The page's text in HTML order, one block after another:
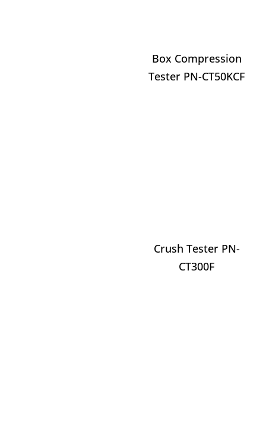
Box Compression
Tester PN-CT50KCF
Crush Tester PN-
CT300F